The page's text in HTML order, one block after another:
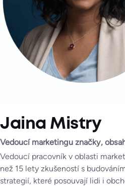
Jaina Mistry
Vedoucí marketingu značky,
Vedoucí pracovník v oblasti
než 15 lety zkušeností s
strategií, které posouvají lidi i